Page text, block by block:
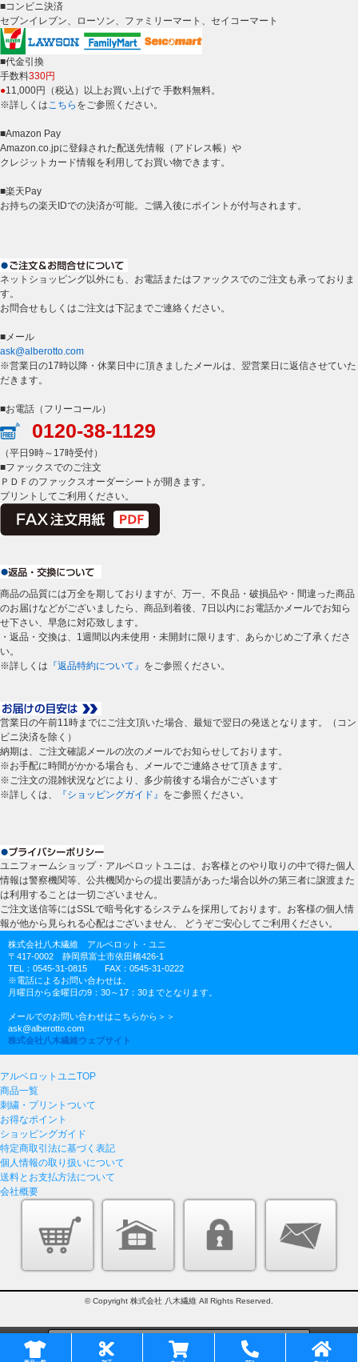
■コンビニ決済
セブンイレブン、ローソン、ファミリーマート、セイコーマート
■代金引換
手数料330円
●11,000円（税込）以上お買い上げで 手数料無料。
※詳しくはこちら をご参照ください。
■Amazon Pay
Amazon.co.jpに登録された配送先情報（アドレス帳）や
クレジットカード情報を利用してお買い物できます。
■楽天Pay
お持ちの楽天IDでの決済が可能。ご購入後にポイントが付与されます。
ネットショッピング以外にも、お電話またはファックスでのご注文も承っておりま
す。
お問合せもしくはご注文は下記までご連絡ください。
■メール
ask@alberotto.com
※営業日の17時以降・休業日中に頂きましたメールは、翌営業日に返信させていた
だきます。
■お電話（フリーコール）
0120-38-1129
（平日9時～17時受付）
■ファックスでのご注文
ＰＤＦのファックスオーダーシートが開きます。
プリントしてご利用ください。
商品の品質には万全を期しておりますが、万一、不良品・破損品や・間違った商品
のお届けなどがございましたら、商品到着後、7日以内にお電話かメールでお知ら
せ下さい、早急に対応致します。
・返品・交換は、1週間以内未使用・未開封に限ります、あらかじめご了承くださ
い。
※詳しくは 『返品特約について』 をご参照ください。
営業日の午前11時までにご注文頂いた場合、最短で翌日の発送となります。（コン
ビニ決済を除く）
納期は、ご注文確認メールの次のメールでお知らせしております。
※お手配に時間がかかる場合も、メールでご連絡させて頂きます。
※ご注文の混雑状況などにより、多少前後する場合がございます
※詳しくは、
『ショッピングガイド』 をご参照ください。
ユニフォームショップ・アルベロットユニは、お客様とのやり取りの中で得た個人
情報は警察機関等、公共機関からの提出要請があった場合以外の第三者に譲渡また
は利用することは一切ございません。
ご注文送信等にはSSLで暗号化するシステムを採用しております。お客様の個人情
報が他から見られる心配はございません、 どうぞご安心してご利用ください。
株式会社八木繊維 アルベロット・ユニ
〒417-0002 静岡県富士市依田橋426-1
TEL：0545-31-0815 FAX：0545-31-0222
※電話によるお問い合わせは、
月曜日から金曜日の9：30～17：30までとなります。
メールでのお問い合わせはこちらから＞＞
ask@alberotto.com
株式会社八木繊維ウェブサイト
アルベロットユニTOP
商品一覧
刺繍・プリントついて
お得なポイント
ショッピングガイド
特定商取引法に基づく表記
個人情報の取り扱いについて
送料とお支払方法について
会社概要
© Copyright 株式会社 八木繊維 All Rights Reserved.
このページをPC用に切り替え